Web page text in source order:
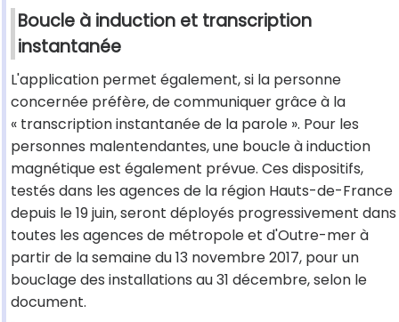
Boucle à induction et transcription
instantanée
L'application permet également, si la personne
concernée préfère, de communiquer grâce à la
« transcription instantanée de la parole ». Pour les
personnes malentendantes, une boucle à induction
magnétique est également prévue. Ces dispositifs,
testés dans les agences de la région Hauts-de-France
depuis le 19 juin, seront déployés progressivement dans
toutes les agences de métropole et d'Outre-mer à
partir de la semaine du 13 novembre 2017, pour un
bouclage des installations au 31 décembre, selon le
document.